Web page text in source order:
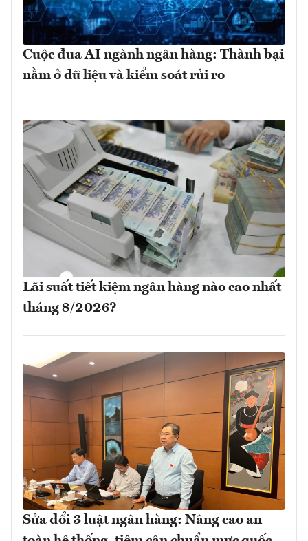
Cuộc đua AI ngành ngân hàng: Thành bại
nằm ở dữ liệu và kiểm soát rủi ro
Lãi suất tiết kiệm ngân hàng nào cao nhất
tháng 8/2026?
Sửa đổi 3 luật ngân hàng: Nâng cao an